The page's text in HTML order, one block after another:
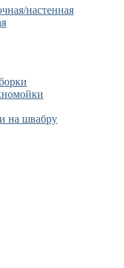
настенная
на швабру